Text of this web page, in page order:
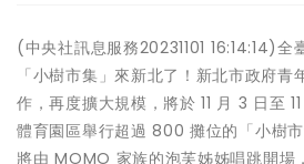
(中央社訊息服務20231101 16:14:14)全
「小樹市集」來新北了！新北市政府青
作，再度擴大規模，將於 11 月 3 日至
體育園區舉行超過 800 攤位的「小樹
將由 MOMO 家族的泡芙姊姊唱跳開